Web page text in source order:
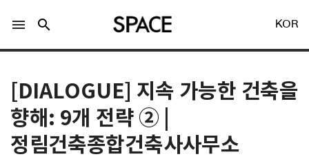
LOGIN 회원가입
menu search KOR
[DIALOGUE] 지속 가능한 건축을
향해: 9개 전략 ② |
정림건축종합건축사사무소